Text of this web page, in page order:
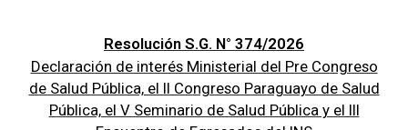
Resolución S.G. N° 374/2026
Declaración de interés Ministerial del Pre Congreso
de Salud Pública, el II Congreso Paraguayo de Salud
Pública, el V Seminario de Salud Pública y el III